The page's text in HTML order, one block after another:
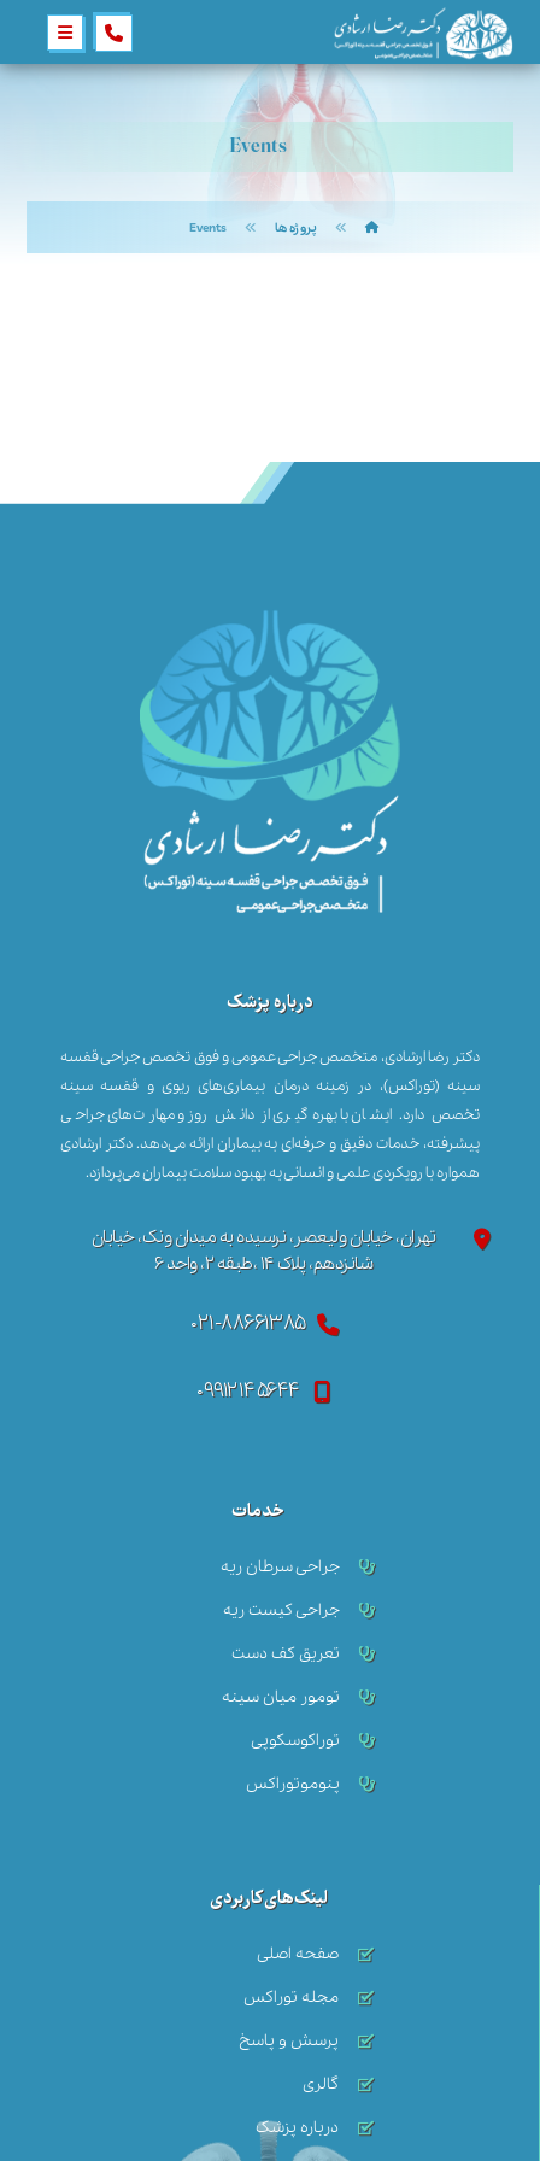
Events
پروژه ها Events
درباره پزشک
دکتر رضا ارشادی، متخصص جراحی عمومی و فوق تخصص جراحی قفسه
سینه (توراکس)، در زمینه درمان بیماری‌های ریوی و قفسه سینه
تخصص دارد. ایشان با بهره‌گیری از دانش روز و مهارت‌های جراحی
پیشرفته، خدمات دقیق و حرفه‌ای به بیماران ارائه می‌دهد. دکتر ارشادی
همواره با رویکردی علمی و انسانی به بهبود سلامت بیماران می‌پردازد.
تهران، خیابان ولیعصر، نرسیده به میدان ونک، خیابان
شانزدهم، پلاک ۱۴ ،طبقه ۲، واحد ۶
۰۲۱-۸۸۶۶۱۳۸۵
۰۹۹۱۲۱۴۵۶۴۴
خدمات
جراحی سرطان ریه
جراحی کیست ریه
تعریق کف دست
تومور میان سینه‌
توراکوسکوپی
پنوموتوراکس
لینک‌های کاربردی
صفحه اصلی
مجله توراکس
پرسش و پاسخ
گالری
درباره پزشک